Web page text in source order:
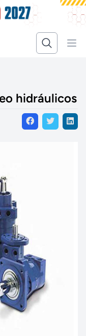
hidráulicos